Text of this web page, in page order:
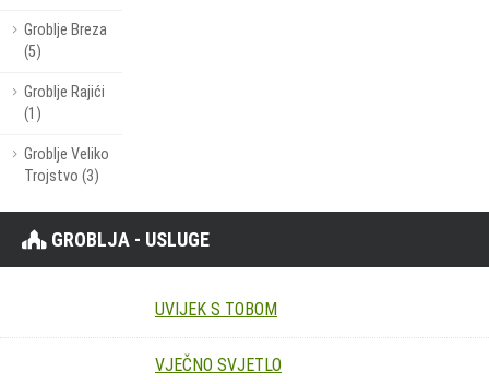
Groblje Breza
(5)
Groblje Rajići
(1)
Groblje Veliko
Trojstvo (3)
GROBLJA - USLUGE
UVIJEK S TOBOM
VJEČNO SVJETLO